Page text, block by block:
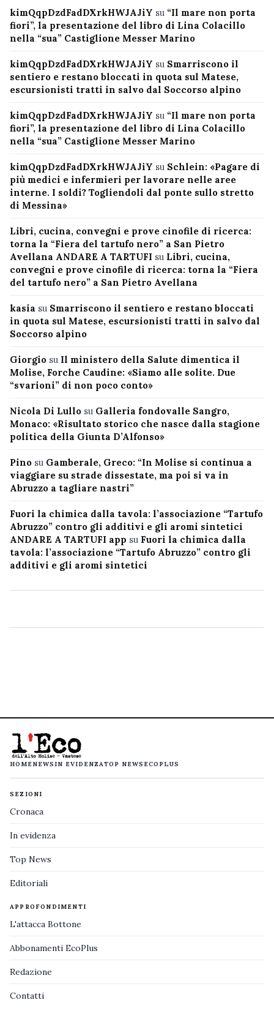
kimQqpDzdFadDXrkHWJAJiY su “Il mare non porta
fiori”, la presentazione del libro di Lina Colacillo
nella “sua” Castiglione Messer Marino
kimQqpDzdFadDXrkHWJAJiY su Smarriscono il
sentiero e restano bloccati in quota sul Matese,
escursionisti tratti in salvo dal Soccorso alpino
kimQqpDzdFadDXrkHWJAJiY su “Il mare non porta
fiori”, la presentazione del libro di Lina Colacillo
nella “sua” Castiglione Messer Marino
kimQqpDzdFadDXrkHWJAJiY su Schlein: «Pagare di
più medici e infermieri per lavorare nelle aree
interne. I soldi? Togliendoli dal ponte sullo stretto
di Messina»
Libri, cucina, convegni e prove cinofile di ricerca:
torna la “Fiera del tartufo nero” a San Pietro
Avellana ANDARE A TARTUFI su Libri, cucina,
convegni e prove cinofile di ricerca: torna la “Fiera
del tartufo nero” a San Pietro Avellana
kasia su Smarriscono il sentiero e restano bloccati
in quota sul Matese, escursionisti tratti in salvo dal
Soccorso alpino
Giorgio su Il ministero della Salute dimentica il
Molise, Forche Caudine: «Siamo alle solite. Due
“svarioni” di non poco conto»
Nicola Di Lullo su Galleria fondovalle Sangro,
Monaco: «Risultato storico che nasce dalla stagione
politica della Giunta D’Alfonso»
Pino su Gamberale, Greco: “In Molise si continua a
viaggiare su strade dissestate, ma poi si va in
Abruzzo a tagliare nastri”
Fuori la chimica dalla tavola: l’associazione “Tartufo
Abruzzo” contro gli additivi e gli aromi sintetici
ANDARE A TARTUFI app su Fuori la chimica dalla
tavola: l’associazione “Tartufo Abruzzo” contro gli
additivi e gli aromi sintetici
HOMENEWS IN EVIDENZATOP NEWS ECOPLUS
SEZIONI
Cronaca
In evidenza
Top News
Editoriali
APPROFONDIMENTI
L'attacca Bottone
Abbonamenti EcoPlus
Redazione
Contatti